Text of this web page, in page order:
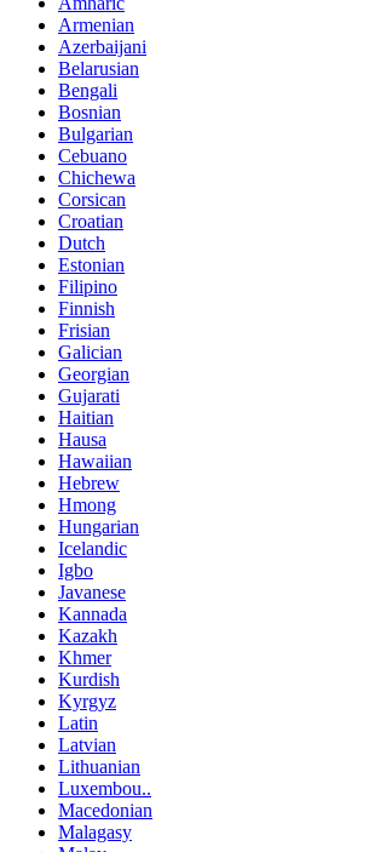
Armenian
Azerbaijani
Belarusian
Bengali
Bosnian
Bulgarian
Cebuano
Chichewa
Corsican
Croatian
Dutch
Estonian
Filipino
Finnish
Frisian
Galician
Georgian
Gujarati
Haitian
Hausa
Hawaiian
Hebrew
Hmong
Hungarian
Icelandic
Igbo
Javanese
Kannada
Kazakh
Khmer
Kurdish
Kyrgyz
Latin
Latvian
Lithuanian
Luxembou..
Macedonian
Malagasy